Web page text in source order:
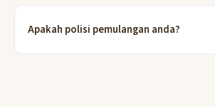
Apakah polisi pemulangan anda?